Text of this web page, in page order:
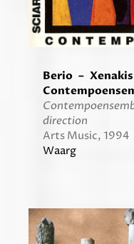
Berio –
direction
Arts Music, 1994
Waarg